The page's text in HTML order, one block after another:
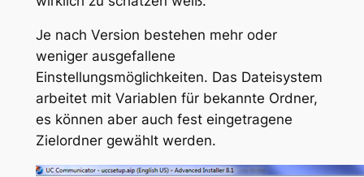
Je nach Version bestehen mehr oder
weniger ausgefallene
Einstellungsmöglichkeiten. Das Dateisystem
arbeitet mit Variablen für bekannte Ordner,
es können aber auch fest eingetragene
Zielordner gewählt werden.